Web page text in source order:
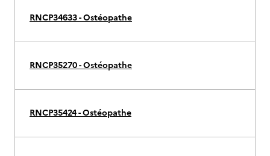
RNCP34633 - Ostéopathe
RNCP35270 - Ostéopathe
RNCP35424 - Ostéopathe